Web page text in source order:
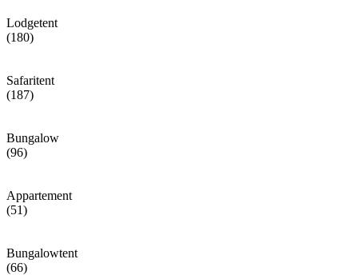
Lodgetent
(180)
Safaritent
(187)
Bungalow
(96)
Appartement
(51)
Bungalowtent
(66)